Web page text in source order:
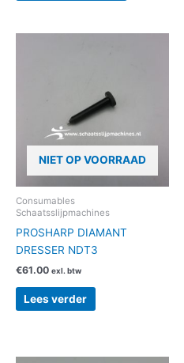
NIET OP VOORRAAD
Consumables
Schaatsslijpmachines
PROSHARP DIAMANT
DRESSER NDT3
€61.00 exl. btw
Lees verder